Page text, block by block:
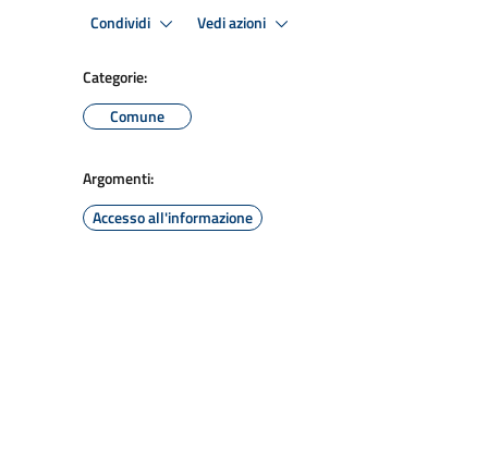
Condividi Vedi azioni
Categorie:
Comune
Argomenti:
Accesso all'informazione